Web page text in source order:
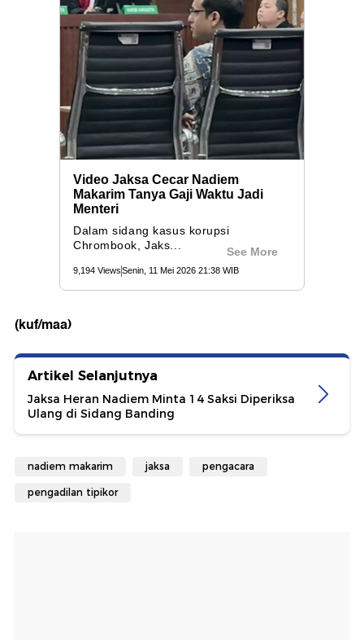
(kuf/maa)
Artikel Selanjutnya
Jaksa Heran Nadiem Minta 14 Saksi Diperiksa
Ulang di Sidang Banding
nadiem makarim jaksa pengacara
pengadilan tipikor